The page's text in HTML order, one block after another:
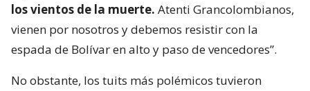
los vientos de la muerte. Atenti Grancolombianos,
vienen por nosotros y debemos resistir con la
espada de Bolívar en alto y paso de vencedores”.
No obstante, los tuits más polémicos tuvieron